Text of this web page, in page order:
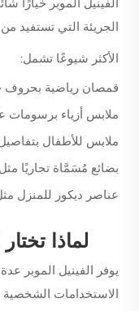
الجريئة التي تستفيد
الأكثر شيوعًا تشمل:
قمصان رياضية بحروف
ملابس أزياء برسومات
ملابس للأطفال
بضائع مُسَمَّاة تجاريًا
عناصر ديكور للمنزل
لماذا
يوفر الفينيل الموبر
الاستخدامات الشخصية